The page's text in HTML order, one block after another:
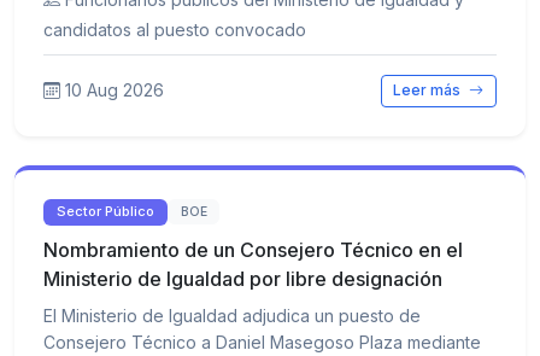
candidatos al puesto convocado
10 Aug 2026 Leer más
Sector Público BOE
Nombramiento de un Consejero Técnico en el
Ministerio de Igualdad por libre designación
El Ministerio de Igualdad adjudica un puesto de
Consejero Técnico a Daniel Masegoso Plaza mediante